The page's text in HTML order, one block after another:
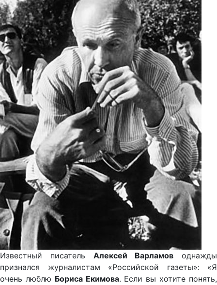
Известный писатель Алексей Варламов однажды
признался журналистам «Российской газеты»: «Я
очень люблю Бориса Екимова. Если вы хотите понять,